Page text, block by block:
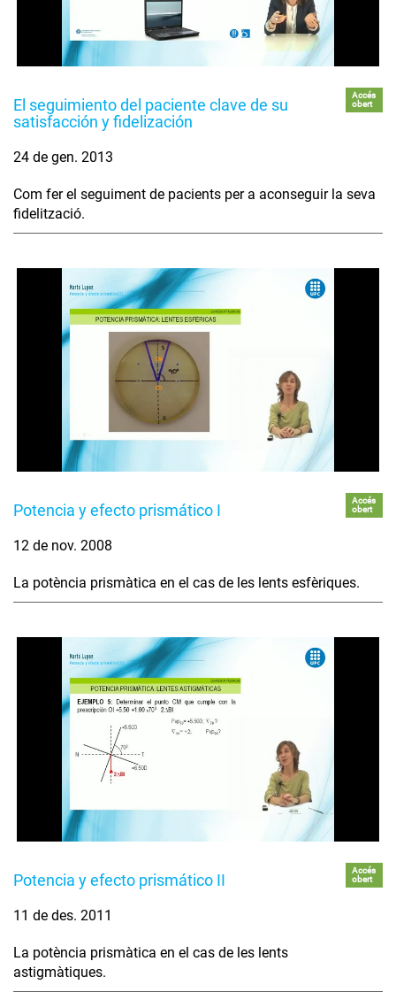
El seguimiento del paciente clave de su
satisfacción y fidelización
Accés
obert
24 de gen. 2013
Com fer el seguiment de pacients per a aconseguir la seva
fidelització.
Potencia y efecto prismático I
Accés
obert
12 de nov. 2008
La potència prismàtica en el cas de les lents esfèriques.
Potencia y efecto prismático II
Accés
obert
11 de des. 2011
La potència prismàtica en el cas de les lents
astigmàtiques.